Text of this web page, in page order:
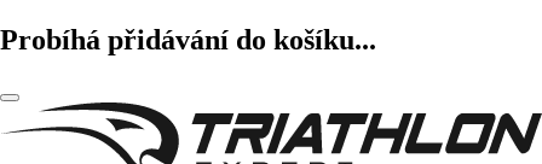
Probíhá přidávání do košíku...